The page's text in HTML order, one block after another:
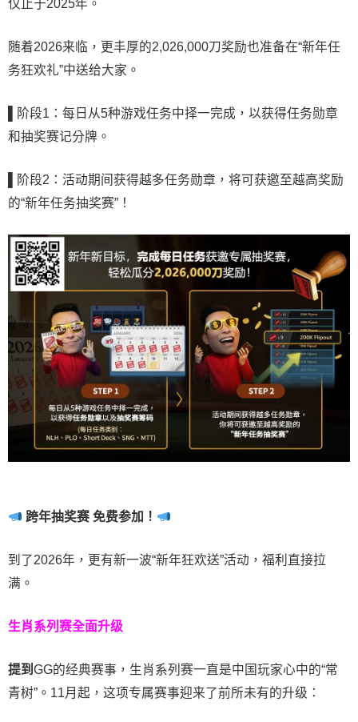
仅止于2025年。
随着2026来临，更丰厚的2,026,000刀奖励也准备在“新年任
务狂欢礼”中送给大家。
阶段1：每日从5种游戏任务中择一完成，以获得任务勋章
和抽奖赛记分牌。
阶段2：活动期间获得越多任务勋章，将可获邀至越高奖励
的“新年任务抽奖赛”！
跨年抽奖赛 免费参加 ！
到了2026年，更有新一波“新年狂欢送”活动，福利直接拉
满。
生肖系列赛全面升级
提到 GG的经典赛事，生肖系列赛一直是中国玩家心中的“常
青树”。11月起，这项专属赛事迎来了前所未有的升级：